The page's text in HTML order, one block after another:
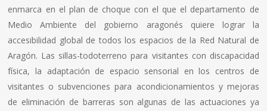
enmarca en el plan de choque con el que el departamento de
Medio Ambiente del gobierno aragonés quiere lograr la
accesibilidad global de todos los espacios de la Red Natural de
Aragón. Las sillas-todoterreno para visitantes con discapacidad
física, la adaptación de espacio sensorial en los centros de
visitantes o subvenciones para acondicionamientos y mejoras
de eliminación de barreras son algunas de las actuaciones ya